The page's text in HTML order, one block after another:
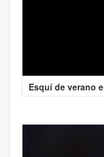
Esquí de verano